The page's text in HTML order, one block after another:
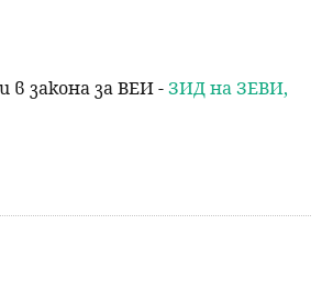
закона за ВЕИ -ЗИД на ЗЕВИ,